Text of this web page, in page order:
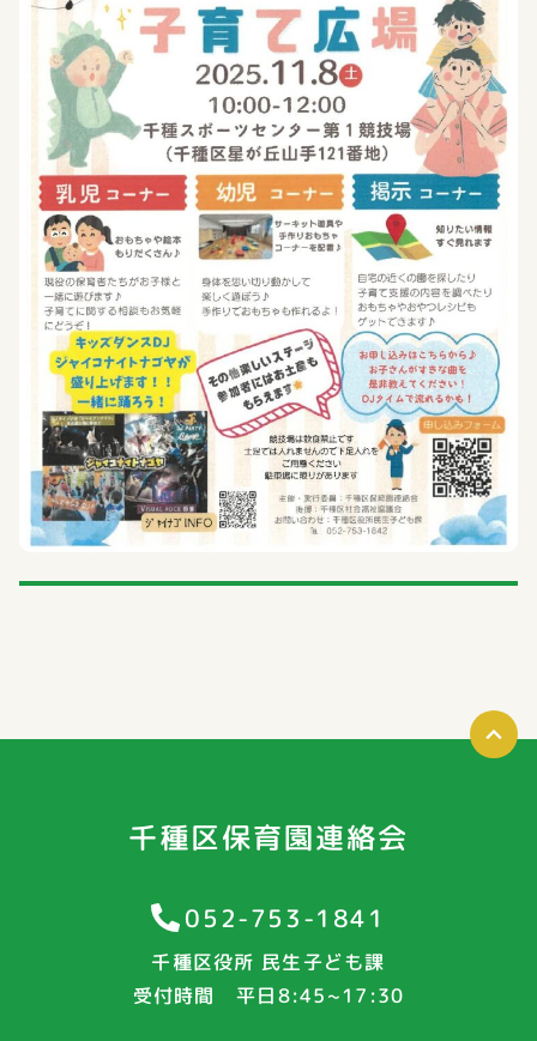
千種区保育園連絡会
052-753-1841
千種区役所 民生子ども課
受付時間 平日8:45~17:30